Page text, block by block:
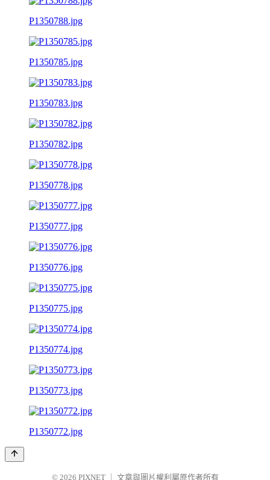
P1350788.jpg
P1350785.jpg
P1350783.jpg
P1350782.jpg
P1350778.jpg
P1350777.jpg
P1350776.jpg
P1350775.jpg
P1350774.jpg
P1350773.jpg
P1350772.jpg
© 2026 PIXNET 文章與圖片權利屬原作者所有